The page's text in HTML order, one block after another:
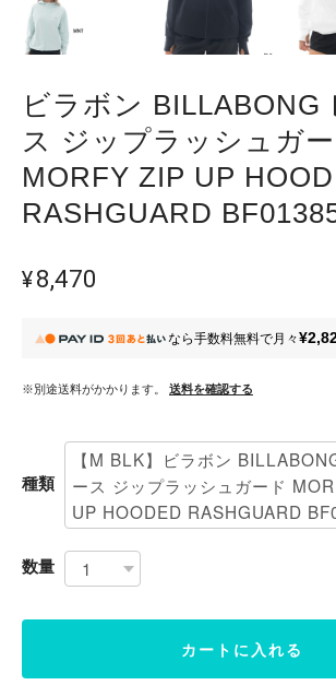
ビラボン BILLABONG
ス ジップラッシュガ
MORFY ZIP UP
RASHGUARD
¥8,470
なら手数料無料で月々
※別途送料がかかります。 送料を確認する
種類
数量
カートに入れる